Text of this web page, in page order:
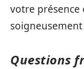
votre
Questions